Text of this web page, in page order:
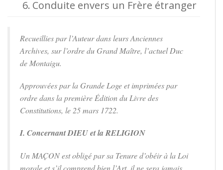
6. Conduite envers un Frère étranger
Recueillies par l’Auteur dans leurs Anciennes
Archives, sur l’ordre du Grand Maître, l’actuel Duc
de Montaigu.
Approuvées par la Grande Loge et imprimées par
ordre dans la première Édition du Livre des
Constitutions, le 25 mars 1722.
I. Concernant DIEU et la RELIGION
Un MAÇON est obligé par sa Tenure d’obéir à la Loi
morale et s’il comprend bien l’Art, il ne sera jamais